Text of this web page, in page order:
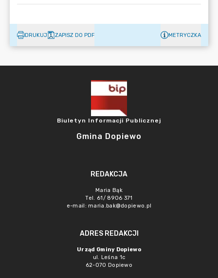
DRUKUJ ZAPISZ DO PDF METRYCZKA
Biuletyn Informacji Publicznej
Gmina Dopiewo
REDAKCJA
Maria Bąk
Tel. 61/ 8906 371
e-mail: maria.bak@dopiewo.pl
ADRES REDAKCJI
Urząd Gminy Dopiewo
ul. Leśna 1c
62-070 Dopiewo